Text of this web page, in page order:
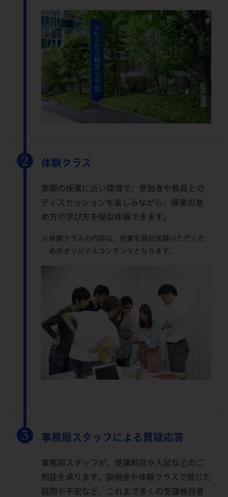
体験クラス
実際の授業に近い環境で、参加者や教員との
ディスカッションを楽しみながら、授業の進
め方や学び方を疑似体験できます。
体験クラスの内容は、授業を疑似体験いただくた
めのオリジナルコンテンツとなります。
事務局スタッフによる質疑応答
事務局スタッフが、受講科目や入試などのご
相談を承ります。説明会や体験クラスで感じた
疑問や不安など、これまで多くの受講検討者